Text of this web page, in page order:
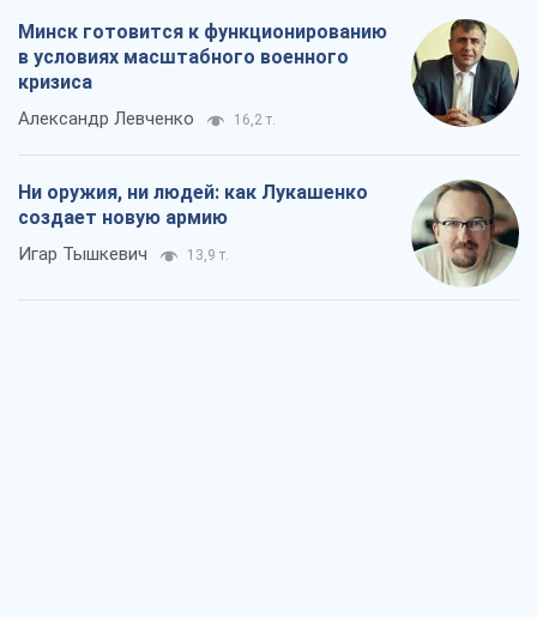
Минск готовится к функционированию
в условиях масштабного военного
кризиса
Александр Левченко 16,2 т.
Ни оружия, ни людей: как Лукашенко
создает новую армию
Игар Тышкевич 13,9 т.